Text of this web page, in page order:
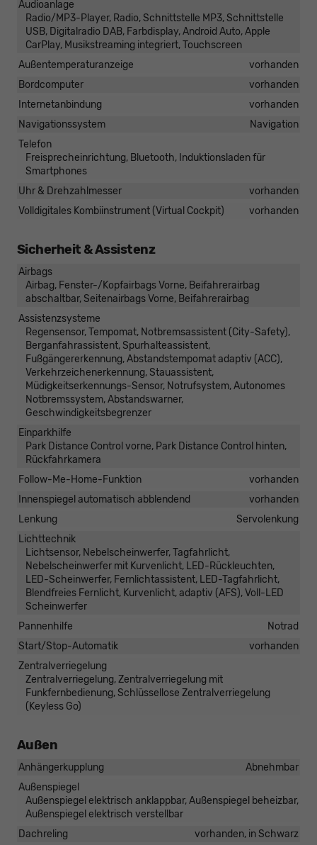
Audioanlage
Radio/MP3-Player, Radio, Schnittstelle MP3, Schnittstelle
USB, Digitalradio DAB, Farbdisplay, Android Auto, Apple
CarPlay, Musikstreaming integriert, Touchscreen
Außentemperaturanzeige
vorhanden
Bordcomputer
vorhanden
Internetanbindung
vorhanden
Navigationssystem
Navigation
Telefon
Freisprecheinrichtung, Bluetooth, Induktionsladen für
Smartphones
Uhr & Drehzahlmesser
vorhanden
Volldigitales Kombiinstrument (Virtual Cockpit)
vorhanden
Sicherheit & Assistenz
Airbags
Airbag, Fenster-/Kopfairbags Vorne, Beifahrerairbag
abschaltbar, Seitenairbags Vorne, Beifahrerairbag
Assistenzsysteme
Regensensor, Tempomat, Notbremsassistent (City-Safety),
Berganfahrassistent, Spurhalteassistent,
Fußgängererkennung, Abstandstempomat adaptiv (ACC),
Verkehrzeichenerkennung, Stauassistent,
Müdigkeitserkennungs-Sensor, Notrufsystem, Autonomes
Notbremssystem, Abstandswarner,
Geschwindigkeitsbegrenzer
Einparkhilfe
Park Distance Control vorne, Park Distance Control hinten,
Rückfahrkamera
Follow-Me-Home-Funktion
vorhanden
Innenspiegel automatisch abblendend
vorhanden
Lenkung
Servolenkung
Lichttechnik
Lichtsensor, Nebelscheinwerfer, Tagfahrlicht,
Nebelscheinwerfer mit Kurvenlicht, LED-Rückleuchten,
LED-Scheinwerfer, Fernlichtassistent, LED-Tagfahrlicht,
Blendfreies Fernlicht, Kurvenlicht, adaptiv (AFS), Voll-LED
Scheinwerfer
Pannenhilfe
Notrad
Start/Stop-Automatik
vorhanden
Zentralverriegelung
Zentralverriegelung, Zentralverriegelung mit
Funkfernbedienung, Schlüssellose Zentralverriegelung
(Keyless Go)
Außen
Anhängerkupplung
Abnehmbar
Außenspiegel
Außenspiegel elektrisch anklappbar, Außenspiegel beheizbar,
Außenspiegel elektrisch verstellbar
Dachreling
vorhanden, in Schwarz